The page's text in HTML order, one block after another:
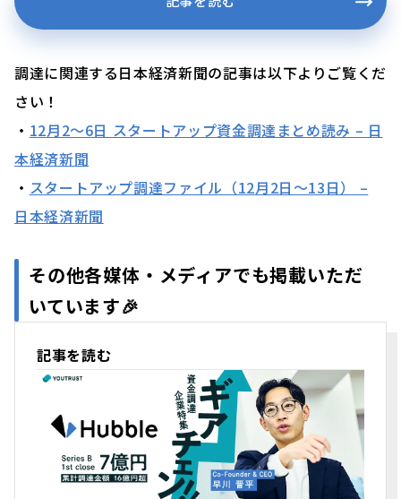
調達に関連する日本経済新聞の記事は以下よりご覧くだ
さい！
・ 12月2〜6日 スタートアップ資金調達まとめ読み – 日
本経済新聞
・ スタートアップ調達ファイル（12月2日〜13日） –
日本経済新聞
その他各媒体・メディアでも掲載いただ
いています🎉
記事を読む